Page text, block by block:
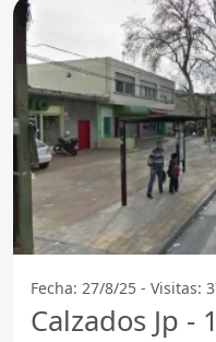
Fecha: 27/8/25 - Visitas:
Calzados Jp -